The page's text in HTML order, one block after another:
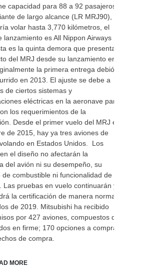
capacidad para 88 a 92 pasajeros.
de largo alcance (LR MRJ90), el
volar hasta 3,770 kilómetros, el
lanzamiento es All Nippon Airways
es la quinta demora que presenta
del MRJ desde su lanzamiento en
la primera entrega debió
en 2013. El ajuste se debe a
de ciertos sistemas y
eléctricas en la aeronave para
los requerimientos de la
Desde el primer vuelo del MRJ en
de 2015, hay ya tres aviones de
en Estados Unidos. Los
el diseño no afectarán la
del avión ni su desempeño, su
de combustible ni funcionalidad de
Las pruebas en vuelo continuarán y
la certificación de manera normal
de 2019. Mitsubishi ha recibido
por 427 aviones, compuestos de
en firme; 170 opciones a compra
de compra.
MORE